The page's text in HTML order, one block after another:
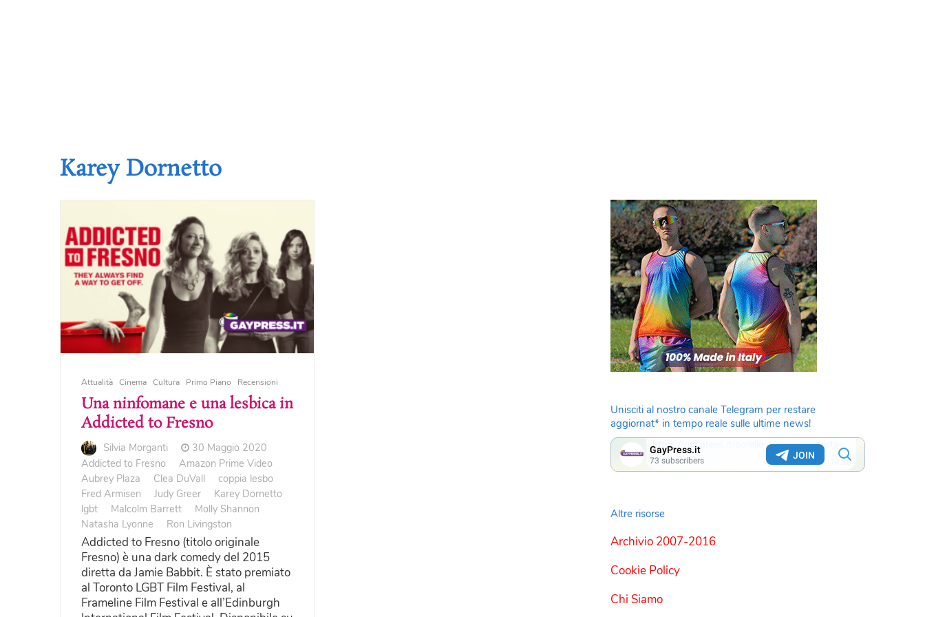
Karey Dornetto
Attualità Cinema Cultura Primo Piano Recensioni
Una ninfomane e una lesbica in
Addicted to Fresno
Silvia Morganti
30 Maggio 2020
Addicted to Fresno
Amazon Prime Video
Aubrey Plaza
Clea DuVall
coppia lesbo
Fred Armisen
Judy Greer
Karey Dornetto
lgbt
Malcolm Barrett
Molly Shannon
Natasha Lyonne
Ron Livingston
Addicted to Fresno (titolo originale
Fresno) è una dark comedy del 2015
diretta da Jamie Babbit. È stato premiato
al Toronto LGBT Film Festival, al
Frameline Film Festival e all’Edinburgh
Unisciti al nostro canale Telegram per restare
aggiornat* in tempo reale sulle ultime news!
Altre risorse
Archivio 2007-2016
Cookie Policy
Chi Siamo